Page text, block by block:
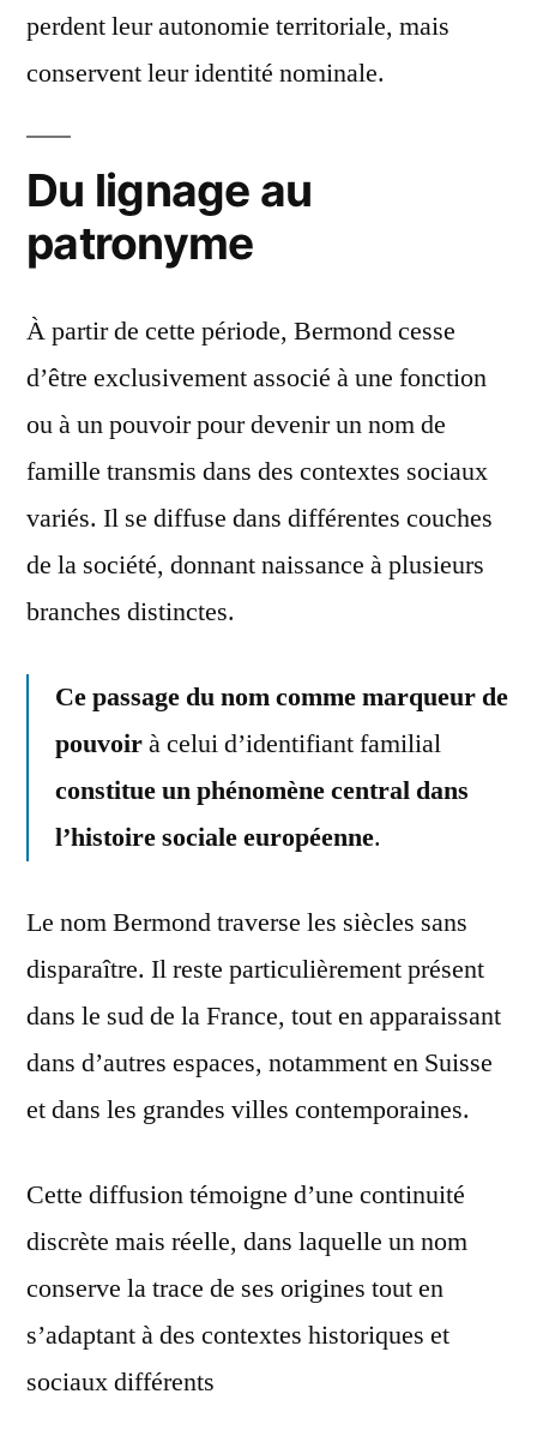
perdent leur autonomie territoriale, mais
conservent leur identité nominale.
Du lignage au
patronyme
À partir de cette période, Bermond cesse
d’être exclusivement associé à une fonction
ou à un pouvoir pour devenir un nom de
famille transmis dans des contextes sociaux
variés. Il se diffuse dans différentes couches
de la société, donnant naissance à plusieurs
branches distinctes.
Ce passage du nom comme marqueur de
pouvoirà celui d’identifiant familial
constitue un phénomène central dans
l’histoire sociale européenne.
Le nom Bermond traverse les siècles sans
disparaître. Il reste particulièrement présent
dans le sud de la France, tout en apparaissant
dans d’autres espaces, notamment en Suisse
et dans les grandes villes contemporaines.
Cette diffusion témoigne d’une continuité
discrète mais réelle, dans laquelle un nom
conserve la trace de ses origines tout en
s’adaptant à des contextes historiques et
sociaux différents